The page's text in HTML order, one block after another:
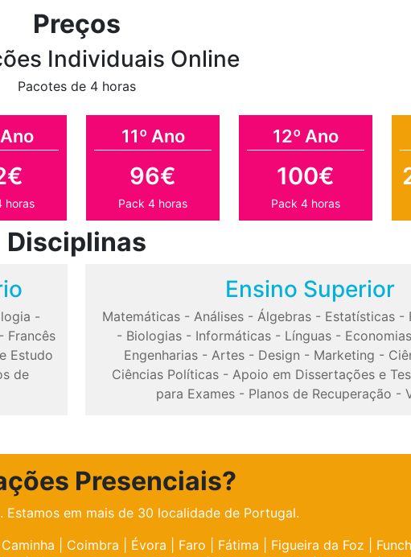
Preços
Individuais Online
Pacotes de 4 horas
horas
11º Ano
96€
Pack 4 horas
12º Ano
100€
Pack 4 horas
Disciplinas
-
Francês
Estudo
de
Ensino Superior
Matemáticas- Análises- Álgebras- Estatísticas-
- Biologias - Informáticas - Línguas - Economias
Engenharias- Artes- Design - Marketing -
Ciências Políticas - Apoio em Dissertações e
para Exames - Planos de Recuperação -
Presenciais?
Estamos em mais de 30 localidade de Portugal.
Caminha Coimbra Évora Faro Fátima Figueira da Foz